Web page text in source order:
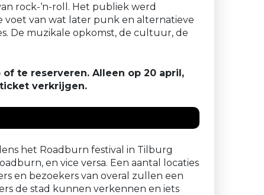
rock-‘n-roll. Het publiek werd
voet van wat later punk en alternatieve
De muzikale opkomst, de cultuur, de
te reserveren. Alleen op 20 april,
verkrijgen.
het Roadburn festival in Tilburg
en vice versa. Een aantal locaties
en bezoekers van overal zullen een
de stad kunnen verkennen en iets